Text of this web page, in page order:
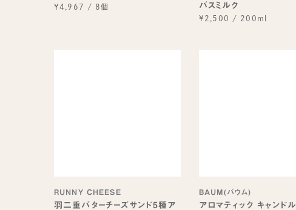
¥4,967 / 8個
バスミルク
¥2,500 / 200ml
RUNNY CHEESE
羽二重バターチーズサンド5種ア
BAUM(バウム)
アロマティック キャンドル